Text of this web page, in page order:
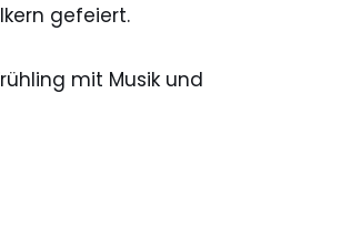
gefeiert.
mit Musik und